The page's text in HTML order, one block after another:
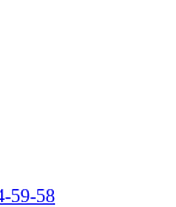
59-58